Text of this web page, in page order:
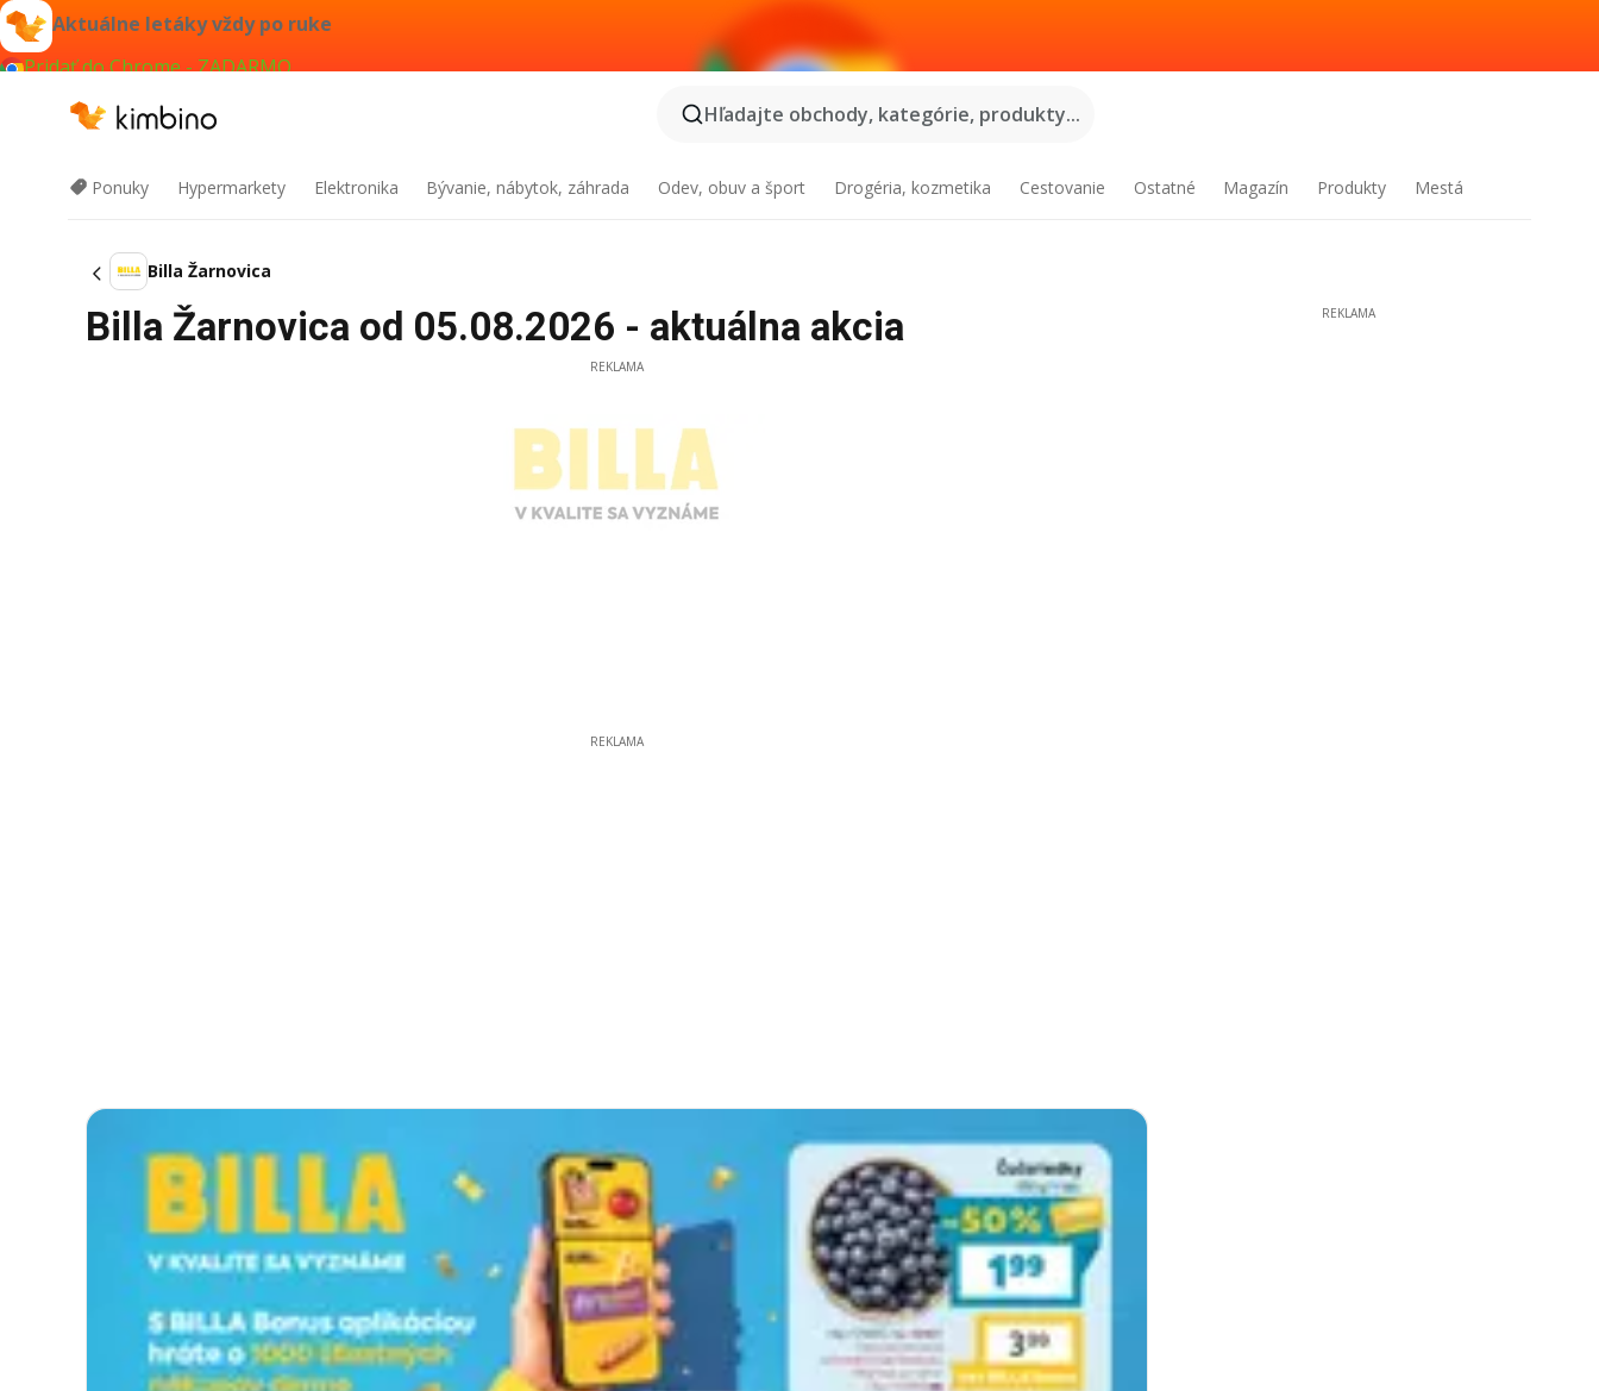
Aktuálne letáky vždy po ruke
Pridať do Chrome - ZADARMO
Hľadajte obchody, kategórie, produkty...
Ponuky Hypermarkety Elektronika Bývanie, nábytok, záhrada Odev, obuv a šport Drogéria, kozmetika Cestovanie Ostatné Magazín Produkty Mestá
Billa Žarnovica
Billa Žarnovica od 05.08.2026 - aktuálna akcia
REKLAMA
REKLAMA
REKLAMA